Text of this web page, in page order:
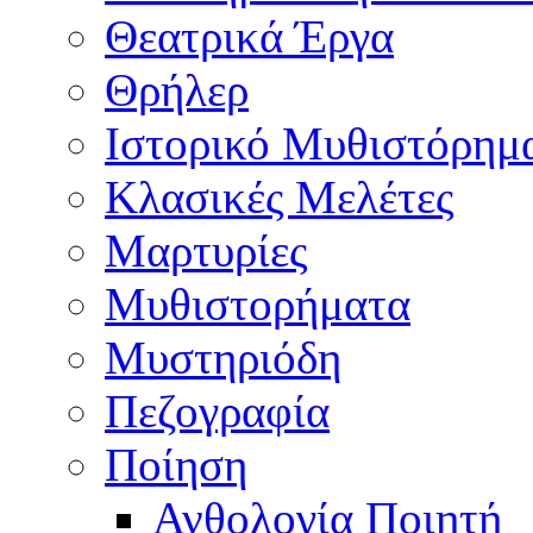
Θεατρικά Έργα
Θρήλερ
Ιστορικό
Κλασικές Μελέτες
Μαρτυρίες
Μυθιστορήματα
Μυστηριόδη
Πεζογραφία
Ποίηση
Ανθολογία Ποιητή